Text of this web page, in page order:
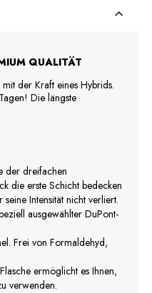
QUALITÄT
der Kraft eines Hybrids.
Die längste
der dreifachen
die erste Schicht bedecken
Intensität nicht verliert.
ausgewählter DuPont-
Frei von Formaldehyd,
ermöglicht es Ihnen,
verwenden.